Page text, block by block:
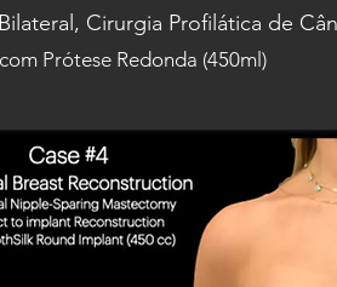
Cirurgia Profilática de
Prótese Redonda (450ml)